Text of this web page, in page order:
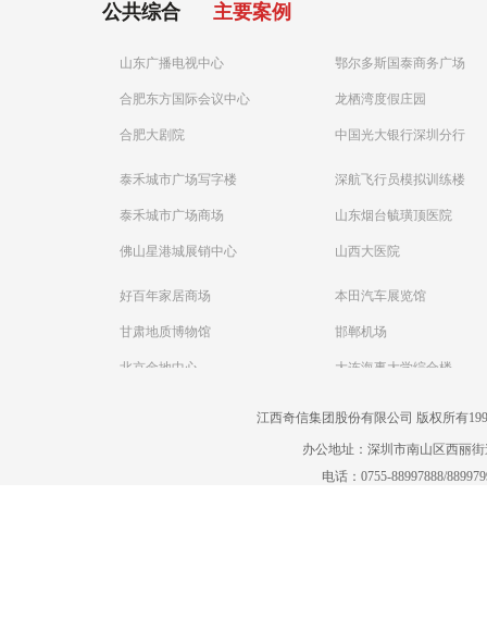
公共综合 主要案例
山东广播电视中心
合肥东方国际会议中心
合肥大剧院
泰禾城市广场写字楼
泰禾城市广场商场
佛山星港城展销中心
好百年家居商场
甘肃地质博物馆
北京金地中心
鄂尔多斯国泰商务广场
龙栖湾度假庄园
中国光大银行深圳分行
深航飞行员模拟训练楼
山东烟台毓璜顶医院
山西大医院
本田汽车展览馆
邯郸机场
大连海事大学综合楼
江西奇信集团股份有限公司 版权所有
办公地址：深圳市南山区西丽
电话：0755-88997888/